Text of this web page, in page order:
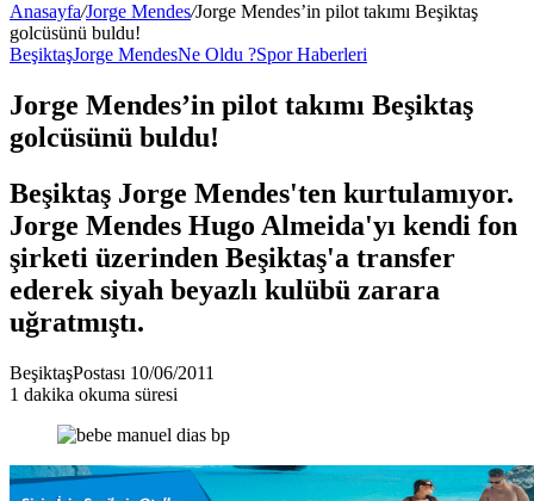
Anasayfa/Jorge Mendes/Jorge Mendes’in pilot takımı Beşiktaş
golcüsünü buldu!
BeşiktaşJorge MendesNe Oldu ?Spor Haberleri
Jorge Mendes’in pilot takımı Beşiktaş
golcüsünü buldu!
Beşiktaş Jorge Mendes'ten kurtulamıyor.
Jorge Mendes Hugo Almeida'yı kendi fon
şirketi üzerinden Beşiktaş'a transfer
ederek siyah beyazlı kulübü zarara
uğratmıştı.
BeşiktaşPostası Bir
e-
göndermek
10/06/2011
1 dakika okuma süresi